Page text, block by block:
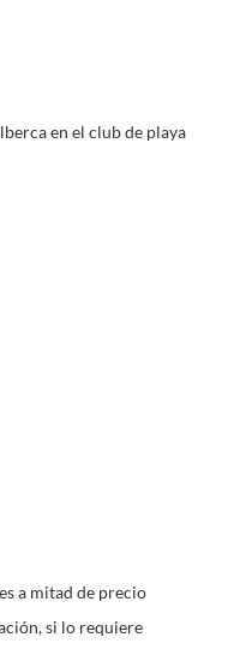
en el club de playa
a mitad de precio
si lo requiere